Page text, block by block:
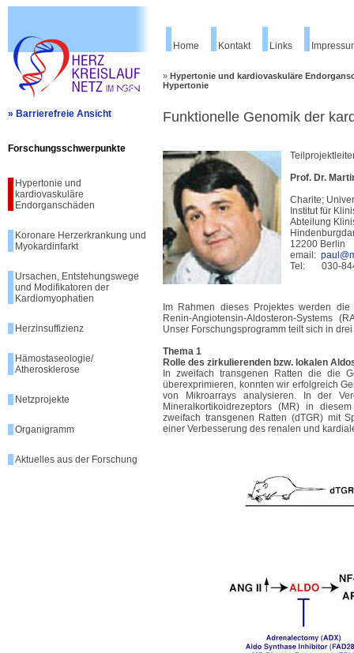
» Barrierefreie Ansicht
Forschungsschwerpunkte
Hypertonie und
kardiovaskuläre
Endorganschäden
Koronare Herzerkrankung und
Myokardinfarkt
Ursachen, Entstehungswege
und Modifikatoren der
Kardiomyophatien
Herzinsuffizienz
Hämostaseologie/
Atherosklerose
Netzprojekte
Organigramm
Aktuelles aus der Forschung
Home Kontakt Links
» Hypertonie und kardiovaskuläre
Hypertonie
Funktionelle Genomik der
Prof. Dr.
Charite;
Institut für
Abteilung
12200 Berlin
email:
Tel: 030-
Im Rahmen dieses Projektes werden
Renin-Angiotensin-Aldosteron-Systems
Unser Forschungsprogramm teilt sich in
Thema 1
Rolle des zirkulierenden bzw. lokalen
In zweifach transgenen Ratten die die
überexprimieren, konnten wir erfolgreich
von Mikroarrays analysieren. In der
Mineralkortikoidrezeptors (MR) in
zweifach transgenen Ratten (dTGR) mit
einer Verbesserung des renalen und